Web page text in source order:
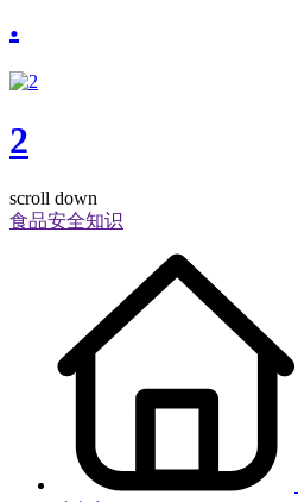
.
2
scroll down
食品安全知识